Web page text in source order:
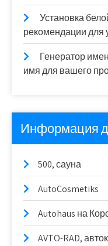
Установка
рекомендации для
Генератор
имя для вашего
Информация
500, сауна
AutoCosmetiks
Autohaus на
AVTO-RAD,